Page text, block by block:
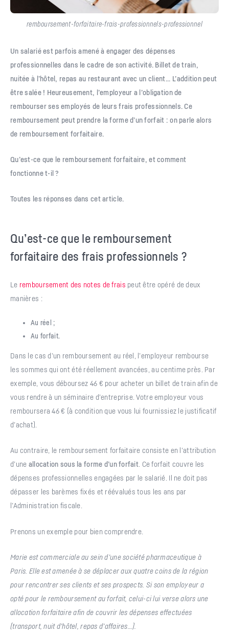
remboursement-forfaitaire-frais-professionnels-professionnel
Un salarié est parfois amené à engager des dépenses
professionnelles dans le cadre de son activité. Billet de train,
nuitée à l’hôtel, repas au restaurant avec un client… L’addition peut
être salée ! Heureusement, l’employeur a l’obligation de
rembourser ses employés de leurs frais professionnels. Ce
remboursement peut prendre la forme d’un forfait : on parle alors
de remboursement forfaitaire.
Qu’est-ce que le remboursement forfaitaire, et comment
fonctionne t-il ?
Toutes les réponses dans cet article.
Qu’est-ce que le remboursement
forfaitaire des frais professionnels ?
Le remboursement des notes de frais peut être opéré de deux
manières :
Au réel ;
Au forfait.
Dans le cas d’un remboursement au réel, l’employeur rembourse
les sommes qui ont été réellement avancées, au centime près. Par
exemple, vous déboursez 46 € pour acheter un billet de train afin de
vous rendre à un séminaire d’entreprise. Votre employeur vous
remboursera 46 € (à condition que vous lui fournissiez le justificatif
d’achat).
Au contraire, le remboursement forfaitaire consiste en l’attribution
d’une allocation sous la forme d’un forfait . Ce forfait couvre les
dépenses professionnelles engagées par le salarié. Il ne doit pas
dépasser les barèmes fixés et réévalués tous les ans par
l’Administration fiscale.
Prenons un exemple pour bien comprendre.
Marie est commerciale au sein d’une société pharmaceutique à
Paris. Elle est amenée à se déplacer aux quatre coins de la région
pour rencontrer ses clients et ses prospects. Si son employeur a
opté pour le remboursement au forfait, celui-ci lui verse alors une
allocation forfaitaire afin de couvrir les dépenses effectuées
(transport, nuit d’hôtel, repas d’affaires…).